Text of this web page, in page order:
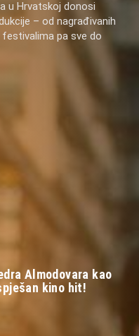
u Hrvatskoj donosi
– od nagrađivanih
pa sve do
Almodovara kao
kino hit!